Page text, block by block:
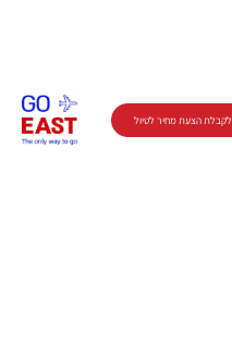
לקבלת הצעת מחיר לטיול